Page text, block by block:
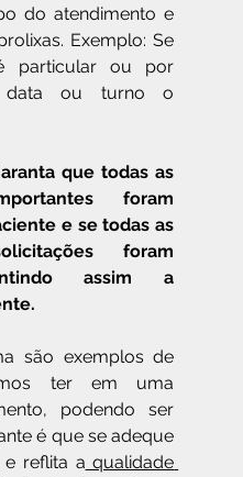
do atendimento e
Exemplo: Se
particular ou por
data ou turno o
que todas as
foram
e se todas as
foram
assim a
são exemplos de
ter em uma
podendo ser
é que se adeque
e reflita a qualidade